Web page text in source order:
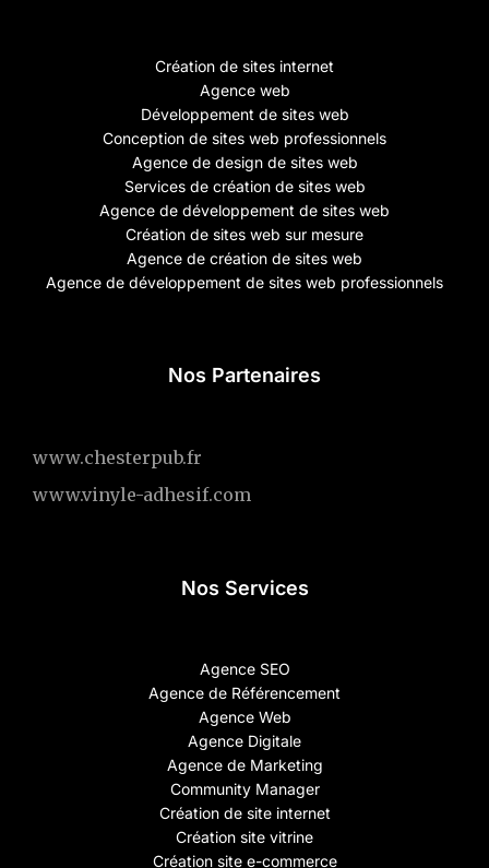
Création de sites internet
Agence web
Développement de sites web
Conception de sites web professionnels
Agence de design de sites web
Services de création de sites web
Agence de développement de sites web
Création de sites web sur mesure
Agence de création de sites web
Agence de développement de sites web professionnels
Nos Partenaires
www.chesterpub.fr
www.vinyle-adhesif.com
Nos Services
Agence SEO
Agence de Référencement
Agence Web
Agence Digitale
Agence de Marketing
Community Manager
Création de site internet
Création site vitrine
Création site e-commerce